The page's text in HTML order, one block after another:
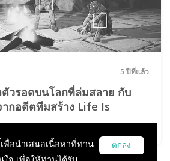
5 ปีที่แล้ว
ตัวรอดบนโลกที่ล่มสลาย กับ
กอดีตทีมสร้าง Life Is
พื่อนำเสนอเนื้อหาที่ท่าน
ตกลง